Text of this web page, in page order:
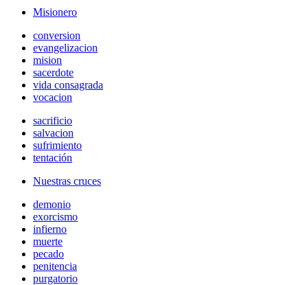
Misionero
conversion
evangelizacion
mision
sacerdote
vida consagrada
vocacion
sacrificio
salvacion
sufrimiento
tentación
Nuestras cruces
demonio
exorcismo
infierno
muerte
pecado
penitencia
purgatorio